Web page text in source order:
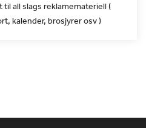
all slags reklamemateriell (
kalender, brosjyrer osv )